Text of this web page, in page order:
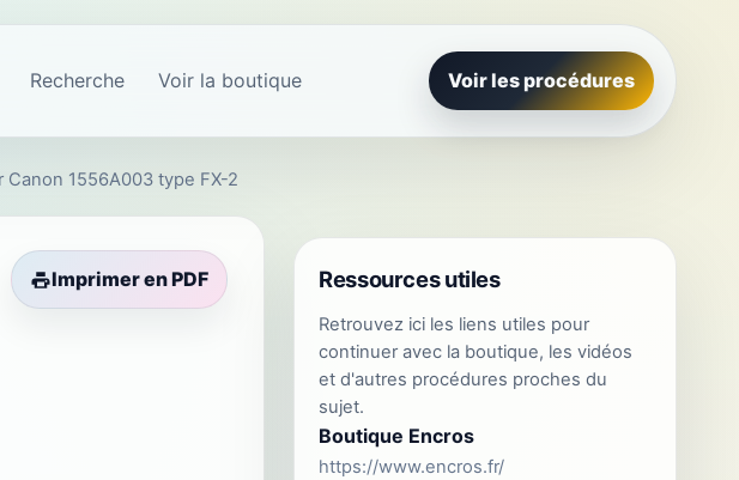
Recherche Voir la boutique Voir les procédures
1556A003 type FX-2
Imprimer en PDF Ressources utiles
Retrouvez ici les liens utiles pour
continuer avec la boutique, les vidéos
et d'autres procédures proches du
sujet.
Boutique Encros
https://www.encros.fr/